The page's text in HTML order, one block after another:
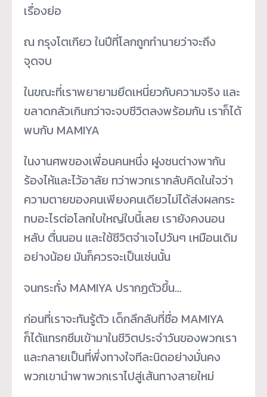
เรื่องย่อ
ณ กรุงโตเกียว ในปีที่โลกถูกทำนายว่าจะถึง
จุดจบ
ในขณะที่เราพยายามยึดเหนี่ยวกับความจริง และ
ขลาดกลัวเกินกว่าจะจบชีวิตลงพร้อมกัน เราก็ได้
พบกับ MAMIYA
ในงานศพของเพื่อนคนหนึ่ง ฝูงชนต่างพากัน
ร้องไห้และไว้อาลัย ทว่าพวกเรากลับคิดในใจว่า
ความตายของคนเพียงคนเดียวไม่ได้ส่งผลกระ
ทบอะไรต่อโลกใบใหญ่ใบนี้เลย เรายังคงนอน
หลับ ตื่นนอน และใช้ชีวิตจำเจไปวันๆ เหมือนเดิม
อย่างน้อย มันก็ควรจะเป็นเช่นนั้น
จนกระทั่ง MAMIYA ปรากฏตัวขึ้น…
ก่อนที่เราจะทันรู้ตัว เด็กลึกลับที่ชื่อ MAMIYA
ก็ได้แทรกซึมเข้ามาในชีวิตประจำวันของพวกเรา
และกลายเป็นที่พึ่งทางใจทีละนิดอย่างมั่นคง
พวกเขานำพาพวกเราไปสู่เส้นทางสายใหม่